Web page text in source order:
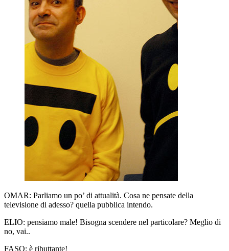
OMAR: Parliamo un po’ di attualità. Cosa ne pensate della
televisione di adesso? quella pubblica intendo.
ELIO: pensiamo male! Bisogna scendere nel particolare? Meglio di
no, vai..
FASO: è ributtante!